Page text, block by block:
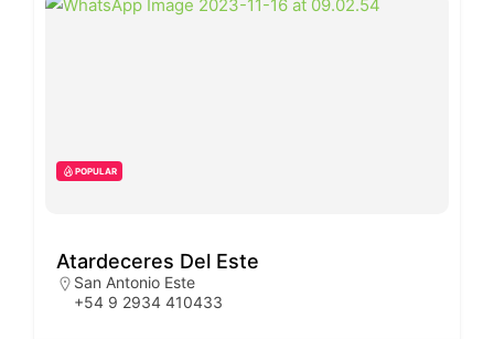
POPULAR
Atardeceres Del Este
San Antonio Este
+54 9 2934 410433